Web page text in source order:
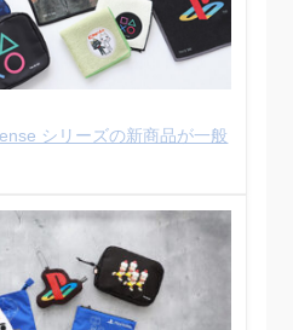
シリーズの新商品が一般